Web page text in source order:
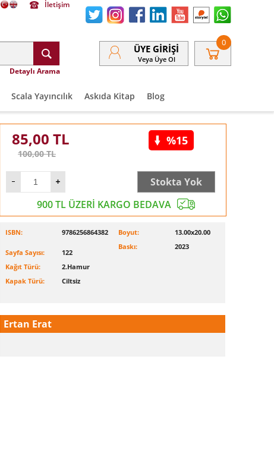
İletişim
Detaylı Arama
ÜYE GIRIŞI
Veya Üye Ol
0
Scala Yayıncılık Askıda Kitap Blog
85,00 TL
100,00TL
%15
Stokta Yok
900 TL ÜZERİ KARGO BEDAVA
ISBN: 9786256864382
Sayfa Sayısı:
122
Kağıt Türü:
2.Hamur
Kapak Türü:
Ciltsiz
Boyut:
13.00x20.00
Baskı:
2023
Ertan Erat